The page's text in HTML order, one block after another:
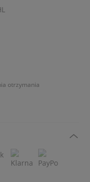
otrzymania